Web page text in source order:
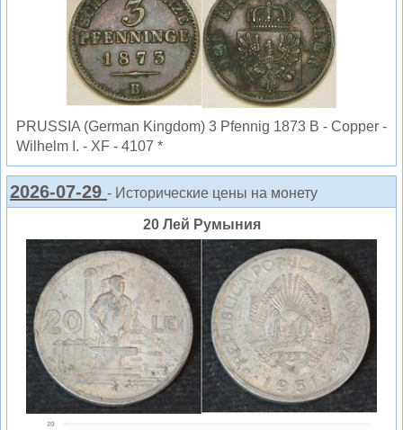
PRUSSIA (German Kingdom) 3 Pfennig 1873 B - Copper -
Wilhelm I. - XF - 4107 *
2026-07-29 - Исторические цены на монету
20 Лей Румыния